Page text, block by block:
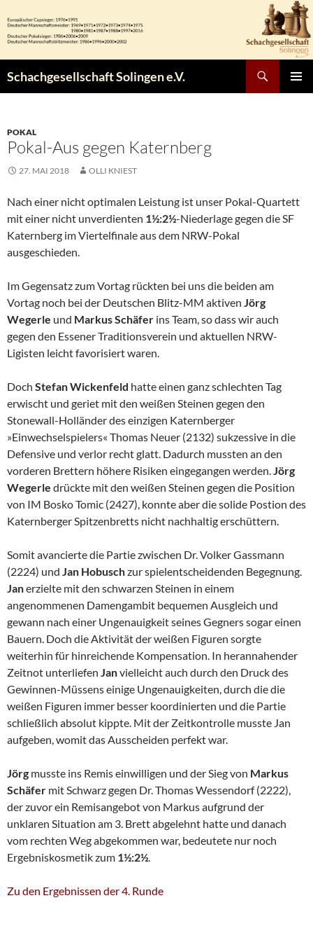
Inhalt
springen
Schachgesellschaft Solingen e.V.
POKAL
Pokal-Aus gegen Katernberg
27. MAI 2018 OLLI KNIEST
Nach einer nicht optimalen Leistung ist unser Pokal-Quartett
mit einer nicht unverdienten 1½:2½-Niederlage gegen die SF
Katernberg im Viertelfinale aus dem NRW-Pokal
ausgeschieden.
Im Gegensatz zum Vortag rückten bei uns die beiden am
Vortag noch bei der Deutschen Blitz-MM aktiven Jörg
Wegerle und Markus Schäfer ins Team, so dass wir auch
gegen den Essener Traditionsverein und aktuellen NRW-
Ligisten leicht favorisiert waren.
Doch Stefan Wickenfeld hatte einen ganz schlechten Tag
erwischt und geriet mit den weißen Steinen gegen den
Stonewall-Holländer des einzigen Katernberger
»Einwechselspielers« Thomas Neuer (2132) sukzessive in die
Defensive und verlor recht glatt. Dadurch mussten an den
vorderen Brettern höhere Risiken eingegangen werden.Jörg
Wegerle drückte mit den weißen Steinen gegen die Position
von IM Bosko Tomic (2427), konnte aber die solide Postion des
Katernberger Spitzenbretts nicht nachhaltig erschüttern.
Somit avancierte die Partie zwischen Dr. Volker Gassmann
(2224) und Jan Hobuschzur spielentscheidenden Begegnung.
Janerzielte mit den schwarzen Steinen in einem
angenommenen Damengambit bequemen Ausgleich und
gewann nach einer Ungenauigkeit seines Gegners sogar einen
Bauern. Doch die Aktivität der weißen Figuren sorgte
weiterhin für hinreichende Kompensation. In herannahender
Zeitnot unterliefen Janvielleicht auch durch den Druck des
Gewinnen-Müssens einige Ungenauigkeiten, durch die die
weißen Figuren immer besser koordinierten und die Partie
schließlich absolut kippte. Mit der Zeitkontrolle musste Jan
aufgeben, womit das Ausscheiden perfekt war.
Jörg musste ins Remis einwilligen und der Sieg von Markus
Schäfer mit Schwarz gegen Dr. Thomas Wessendorf (2222),
der zuvor ein Remisangebot von Markus aufgrund der
unklaren Situation am 3. Brett abgelehnt hatte und danach
vom rechten Weg abgekommen war, bedeutete nur noch
Ergebniskosmetik zum 1½:2½.
Zu den Ergebnissen der 4. Runde